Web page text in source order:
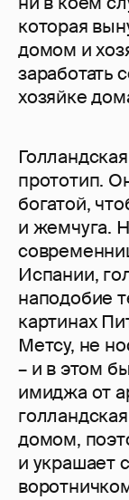
которая
домом и
заработать
хозяйке
прототип.
богатой,
и жемчуга.
Испании,
наподобие
картинах
Метсу, не
– и в этом
имиджа от
домом,
и украшает